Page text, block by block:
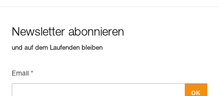
Newsletter abonnieren
und auf dem Laufenden bleiben
Email *